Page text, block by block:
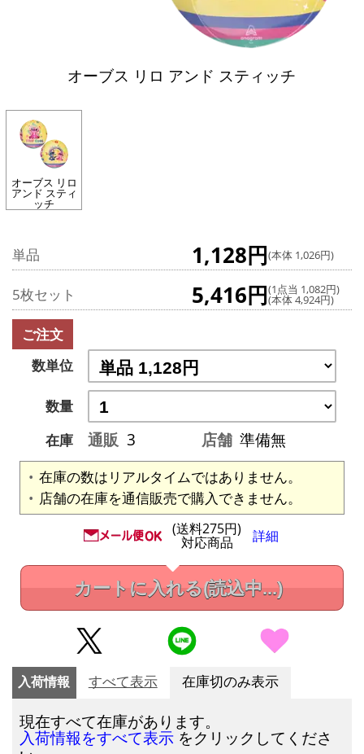
オーブス リロ アンド スティッチ
オーブス リロ
アンド スティ
ッチ
単品 1,128円(本体 1,026円)
5枚セット 5,416円(1点当 1,082円)
(本体 4,924円)
ご注文
数単位
数量
在庫
通販 3 店舗 準備無
在庫の数はリアルタイムではありません。
店舗の在庫を通信販売で購入できません。
(送料275円)
対応商品 詳細
カートに入れる(読込中...)
入荷情報 すべて表示 在庫切のみ表示
現在すべて在庫があります。
入荷情報をすべて表示 をクリックしてくださ